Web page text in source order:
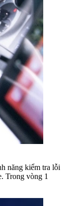
năng kiểm tra lỗi
Trong vòng 1